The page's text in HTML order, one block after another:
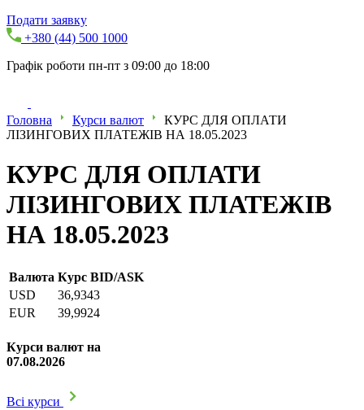
Подати заявку
+380 (44) 500 1000
Графік роботи пн-пт з 09:00 до 18:00
Головна Курси валют
КУРС ДЛЯ ОПЛАТИ
ЛІЗИНГОВИХ ПЛАТЕЖІВ НА 18.05.2023
КУРС ДЛЯ ОПЛАТИ
ЛІЗИНГОВИХ ПЛАТЕЖІВ
НА 18.05.2023
Валюта Курс BID/ASK
USD
36,9343
EUR
39,9924
Курси валют на
07.08.2026
Всі курси